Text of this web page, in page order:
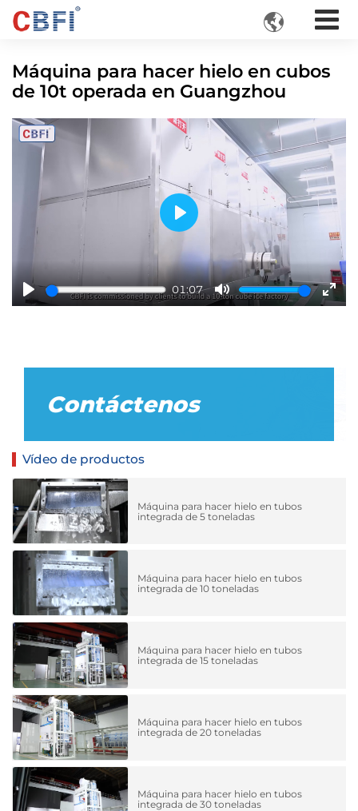

Máquina para hacer hielo en cubos
de 10t operada en Guangzhou
Play
01:07
Mute
Play
Contáctenos
Vídeo de productos
Máquina para hacer hielo en tubos
integrada de 5 toneladas
Máquina para hacer hielo en tubos
integrada de 10 toneladas
Máquina para hacer hielo en tubos
integrada de 15 toneladas
Máquina para hacer hielo en tubos
integrada de 20 toneladas
Máquina para hacer hielo en tubos
integrada de 30 toneladas